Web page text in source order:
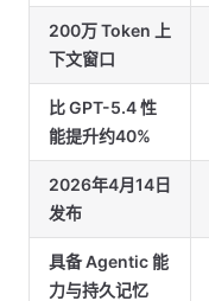
200万 Token 上
下文窗口
比 GPT-5.4 性
能提升约40%
2026年4月14日
发布
具备 Agentic 能
力与持久记忆